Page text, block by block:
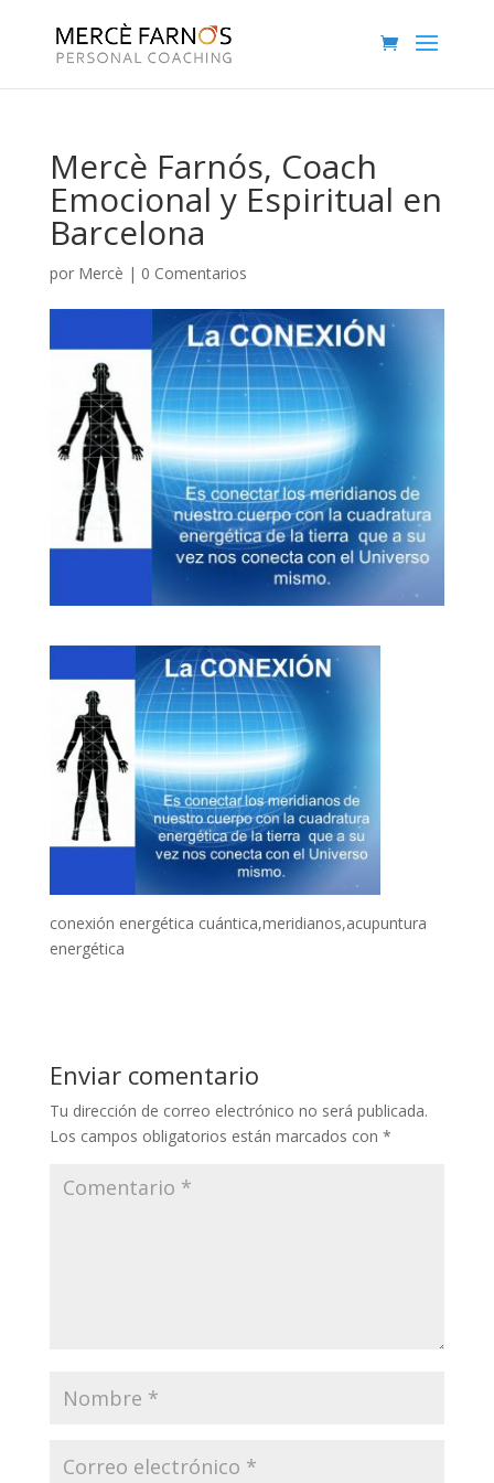
Mercè Farnós, Coach
Emocional y Espiritual en
Barcelona
por Mercè | 0 Comentarios
conexión energética cuántica,meridianos,acupuntura
energética
Enviar comentario
Tu dirección de correo electrónico no será publicada.
Los campos obligatorios están marcados con *